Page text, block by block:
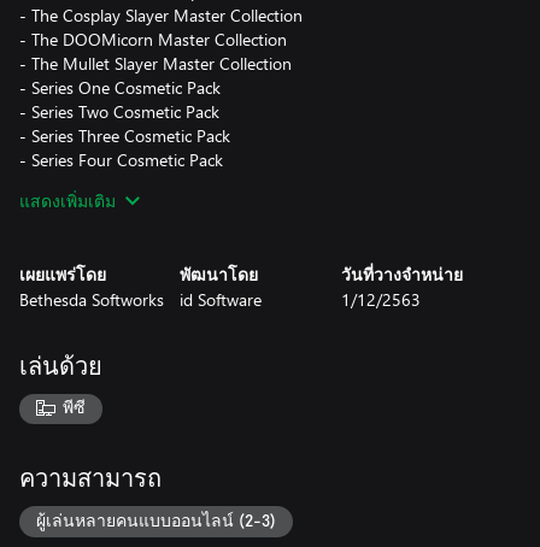
- The Cosplay Slayer Master Collection
- The DOOMicorn Master Collection
- The Mullet Slayer Master Collection
- Series One Cosmetic Pack
- Series Two Cosmetic Pack
- Series Three Cosmetic Pack
- Series Four Cosmetic Pack
- Series Six Cosmetic Pack
*This content requires the DOOM Eternal base game to play.
แสดงเพิ่มเติม
เผยแพร่โดย
Bethesda Softworks
พัฒนาโดย
id Software
วันที่วางจำหน่าย
1/12/2563
เล่นด้วย
พีซี
ความสามารถ
ผู้เล่นหลายคนแบบออนไลน์ (2-3)